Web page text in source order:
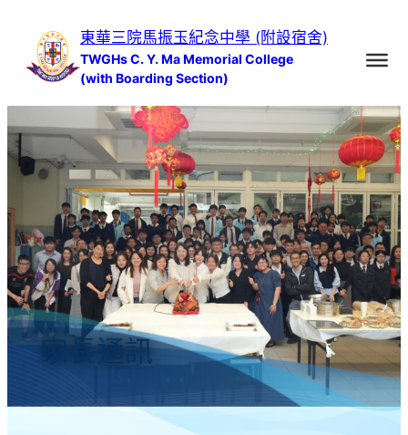
容
東華三院馬振玉紀念中學 (附設宿舍)
TWGHs C. Y. Ma Memorial College
(with Boarding Section)
家長通訊